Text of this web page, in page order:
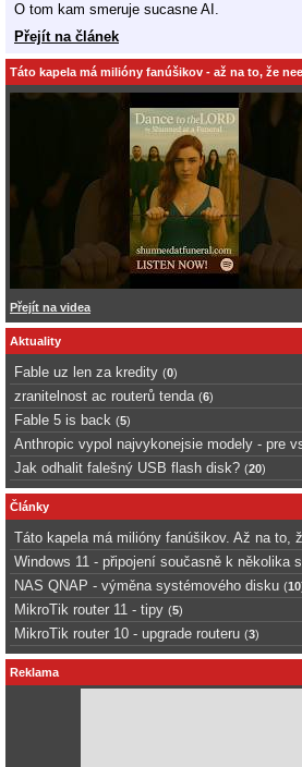
O tom kam smeruje sucasne AI.
Přejít na článek
Táto kapela má milióny fanúšikov - až na to, že
Přejít na videa
Aktuality
Fable uz len za kredity (0)
zranitelnost ac routerů tenda (6)
Fable 5 is back (5)
Anthropic vypol najvykonejsie modely - pre
Jak odhalit falešný USB flash disk? (20)
Články
Táto kapela má milióny fanúšikov. Až na to,
Windows 11 - připojení současně k několika
NAS QNAP - výměna systémového disku (10
MikroTik router 11 - tipy (5)
MikroTik router 10 - upgrade routeru (3)
Reklama